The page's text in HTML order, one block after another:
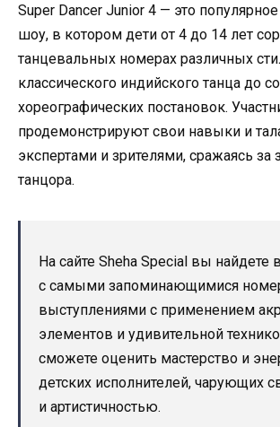
Super Dancer Junior 4 — это
шоу, в котором дети от 4 до 14 лет
танцевальных номерах различных
классического индийского танца до
хореографических постановок.
продемонстрируют свои навыки и
экспертами и зрителями, сражаясь за
танцора.
На сайте Sheha Special вы найдете
с самыми запоминающимися
выступлениями с применением
элементов и удивительной
сможете оценить мастерство и
детских исполнителей, чарующих
и артистичностью.